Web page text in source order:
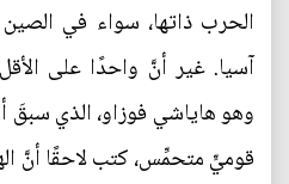
الحرب ذاتها، سواء في
آسيا. غير أنَّ واحدًا على
وهو هاياشي فوزاو، الذي سبقَ
قوميٍّ متحمِّس، كتب لاحقًا أنَّ